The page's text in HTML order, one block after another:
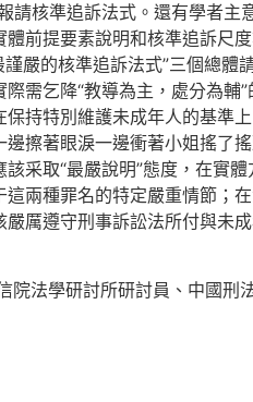
請核準追訴法式。還有學者
前提要素說明和核準追訴尺
謹嚴的核準追訴法式”三個總
需乞降“教導為主，處分為
持特別維護未成年人的基準
擦著眼淚一邊衝著小姐搖了
采取“最嚴說明”態度，在實
兩種罪名的特定嚴重情節；
厲遵守刑事訴訟法所付與未
院法學研討所研討員、中國刑